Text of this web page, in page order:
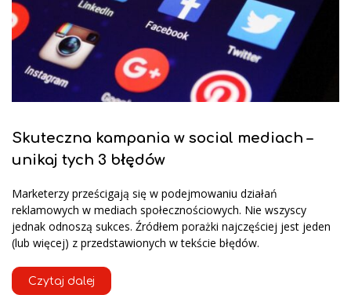
Skuteczna kampania w social mediach –
unikaj tych 3 błędów
Marketerzy prześcigają się w podejmowaniu działań
reklamowych w mediach społecznościowych. Nie wszyscy
jednak odnoszą sukces. Źródłem porażki najczęściej jest jeden
(lub więcej) z przedstawionych w tekście błędów.
Czytaj dalej